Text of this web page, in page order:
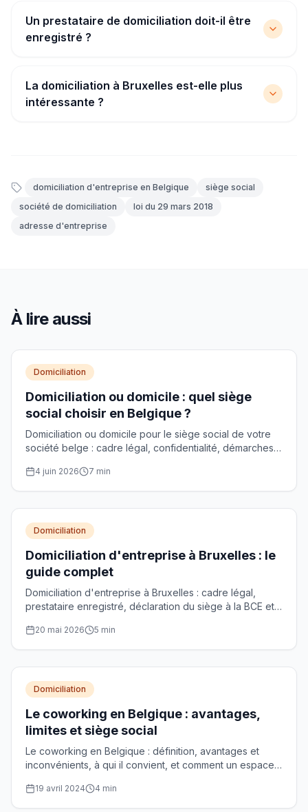
Un prestataire de domiciliation doit-il être
enregistré ?
La domiciliation à Bruxelles est-elle plus
intéressante ?
domiciliation d'entreprise en Belgique
siège social
société de domiciliation
loi du 29 mars 2018
adresse d'entreprise
À lire aussi
Domiciliation
Domiciliation ou domicile : quel siège
social choisir en Belgique ?
Domiciliation ou domicile pour le siège social de votre
société belge : cadre légal, confidentialité, démarches
4 juin 2026 7 min
Domiciliation
Domiciliation d'entreprise à Bruxelles : le
guide complet
Domiciliation d'entreprise à Bruxelles : cadre légal,
prestataire enregistré, déclaration du siège à la BCE et
20 mai 2026 5 min
Domiciliation
Le coworking en Belgique : avantages,
limites et siège social
Le coworking en Belgique : définition, avantages et
inconvénients, à qui il convient, et comment un espace
19 avril 2024 4 min